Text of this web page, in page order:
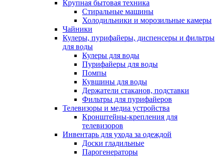
Крупная бытовая техника
Стиральные машины
Холодильники и морозильные камеры
Чайники
Кулеры, пурифайеры, диспенсеры и фильтры
для воды
Кулеры для воды
Пурифайеры для воды
Помпы
Кувшины для воды
Держатели стаканов, подставки
Фильтры для пурифайеров
Телевизоры и медиа устройства
Кронштейны-крепления для
телевизоров
Инвентарь для ухода за одеждой
Доски гладильные
Парогенераторы